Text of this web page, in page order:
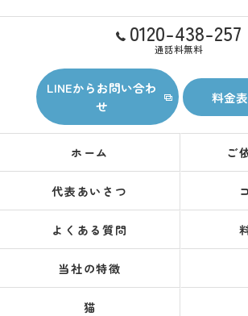
0120-438-257
通話料無料
LINEからお問い合わ
せ
料金
ホーム ご
代表あいさつ
よくある質問
当社の特徴
猫